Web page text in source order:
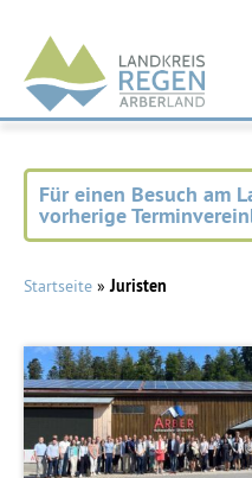
Landkreis
Regen
Für einen Besuch am
vorherige
Startseite »Juristen